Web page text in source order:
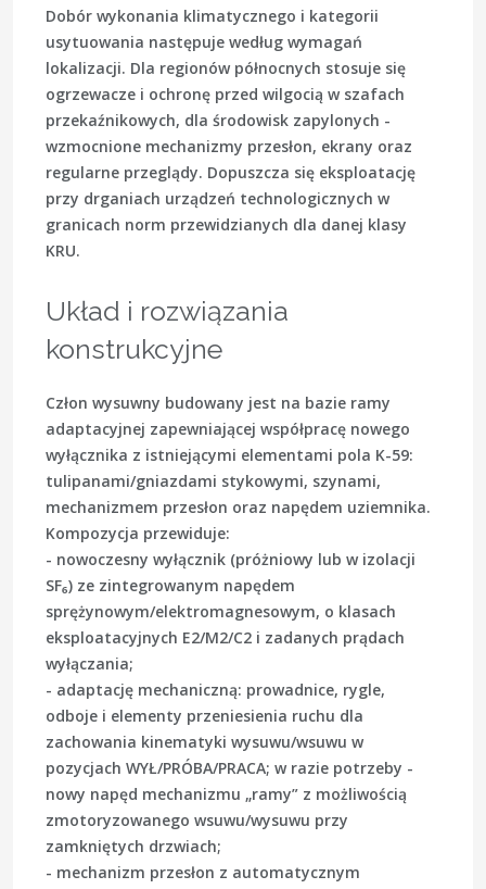
Dobór wykonania klimatycznego i kategorii
usytuowania następuje według wymagań
lokalizacji. Dla regionów północnych stosuje się
ogrzewacze i ochronę przed wilgocią w szafach
przekaźnikowych, dla środowisk zapylonych -
wzmocnione mechanizmy przesłon, ekrany oraz
regularne przeglądy. Dopuszcza się eksploatację
przy drganiach urządzeń technologicznych w
granicach norm przewidzianych dla danej klasy
KRU.
Układ i rozwiązania
konstrukcyjne
Człon wysuwny budowany jest na bazie ramy
adaptacyjnej zapewniającej współpracę nowego
wyłącznika z istniejącymi elementami pola K-59:
tulipanami/gniazdami stykowymi, szynami,
mechanizmem przesłon oraz napędem uziemnika.
Kompozycja przewiduje:
- nowoczesny wyłącznik (próżniowy lub w izolacji
SF₆) ze zintegrowanym napędem
sprężynowym/elektromagnesowym, o klasach
eksploatacyjnych E2/M2/C2 i zadanych prądach
wyłączania;
- adaptację mechaniczną: prowadnice, rygle,
odboje i elementy przeniesienia ruchu dla
zachowania kinematyki wysuwu/wsuwu w
pozycjach WYŁ/PRÓBA/PRACA; w razie potrzeby -
nowy napęd mechanizmu „ramy” z możliwością
zmotoryzowanego wsuwu/wysuwu przy
zamkniętych drzwiach;
- mechanizm przesłon z automatycznym